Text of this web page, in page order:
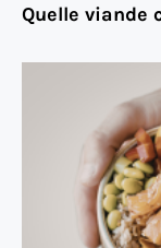
Quelle viande